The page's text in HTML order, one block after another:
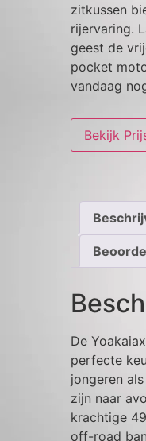
zitkussen
rijervaring.
geest de
pocket
vandaag
Bekijk
De
perfecte
jongeren
zijn naar
krachtige
off-road